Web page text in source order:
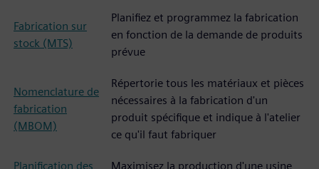
Fabrication sur
stock (MTS)
Planifiez et programmez la fabrication
en fonction de la demande de produits
prévue
Nomenclature de
fabrication
(MBOM)
Répertorie tous les matériaux et pièces
nécessaires à la fabrication d'un
produit spécifique et indique à l'atelier
ce qu'il faut fabriquer
Planification des
Maximisez la production d'une usine